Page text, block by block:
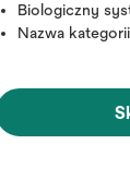
Biologiczny
Nazwa